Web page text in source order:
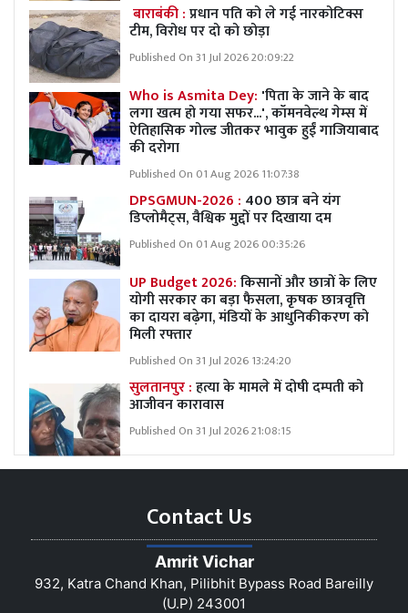
बाराबंकी :प्रधान पति को ले गई नारकोटिक्स
टीम, विरोध पर दो को छोड़ा
Published On 31 Jul 2026 20:09:22
Who is Asmita Dey: 'पिता के जाने के बाद
लगा खत्म हो गया सफर...', कॉमनवेल्थ गेम्स में
ऐतिहासिक गोल्ड जीतकर भावुक हुईं गाजियाबाद
की दरोगा
Published On 01 Aug 2026 11:07:38
DPSGMUN-2026 : 400 छात्र बने यंग
डिप्लोमैट्स, वैश्विक मुद्दों पर दिखाया दम
Published On 01 Aug 2026 00:35:26
UP Budget 2026:किसानों और छात्रों के लिए
योगी सरकार का बड़ा फैसला, कृषक छात्रवृत्ति
का दायरा बढ़ेगा, मंडियों के आधुनिकीकरण को
मिली रफ्तार
Published On 31 Jul 2026 13:24:20
सुलतानपुर :हत्या के मामले में दोषी दम्पती को
आजीवन कारावास
Published On 31 Jul 2026 21:08:15
Contact Us
Amrit Vichar
932, Katra Chand Khan, Pilibhit Bypass Road Bareilly
(U.P) 243001